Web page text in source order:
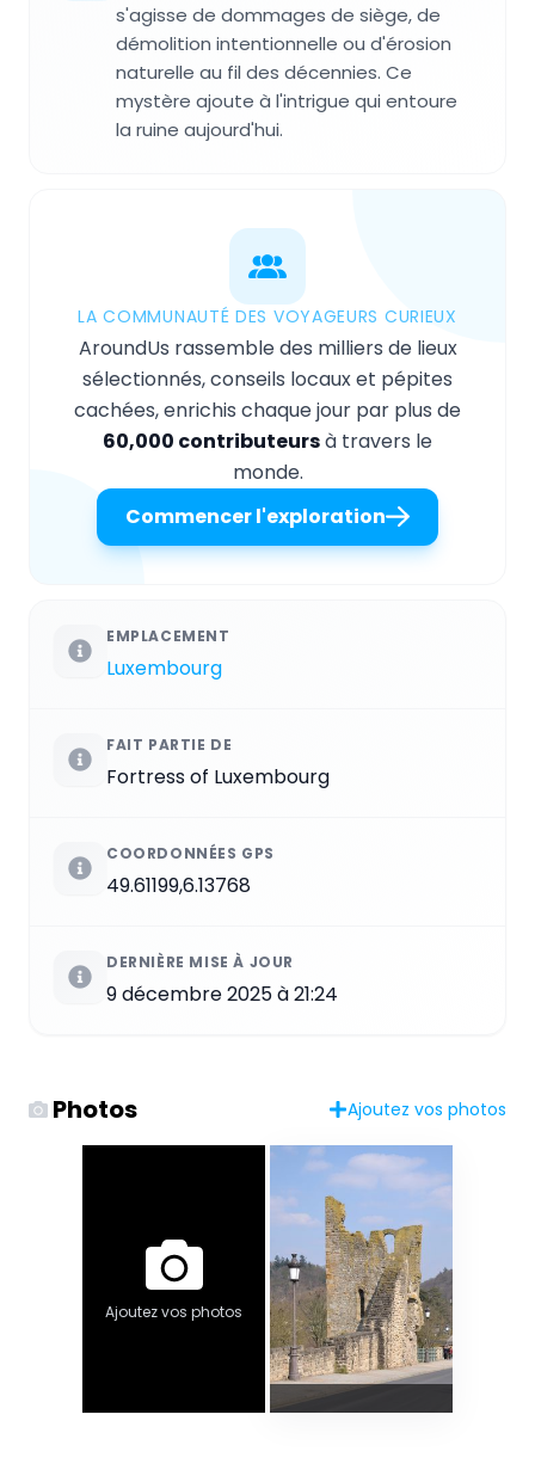
s'agisse de dommages de siège, de
démolition intentionnelle ou d'érosion
naturelle au fil des décennies. Ce
mystère ajoute à l'intrigue qui entoure
la ruine aujourd'hui.
LA COMMUNAUTÉ DES VOYAGEURS CURIEUX
AroundUs rassemble des milliers de lieux
sélectionnés, conseils locaux et pépites
cachées, enrichis chaque jour par plus de
60,000 contributeursà travers le
monde.
Commencer l'exploration
EMPLACEMENT
Luxembourg
FAIT PARTIE DE
Fortress of Luxembourg
COORDONNÉES GPS
49.61199,6.13768
DERNIÈRE MISE À JOUR
9 décembre 2025 à 21:24
Photos Ajoutez vos photos
Ajoutez vos photos